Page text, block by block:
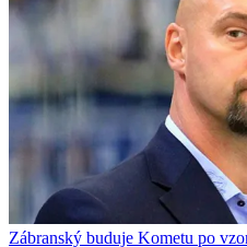
Zábranský buduje Kometu po